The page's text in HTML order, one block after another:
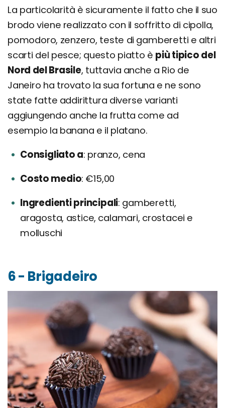
La particolarità è sicuramente il fatto che il suo
brodo viene realizzato con il soffritto di cipolla,
pomodoro, zenzero, teste di gamberetti e altri
scarti del pesce; questo piatto è più tipico del
Nord del Brasile, tuttavia anche a Rio de
Janeiro ha trovato la sua fortuna e ne sono
state fatte addirittura diverse varianti
aggiungendo anche la frutta come ad
esempio la banana e il platano.
Consigliato a pranzo, cena
Costo medio €15,00
Ingredienti principali gamberetti,
aragosta, astice, calamari, crostacei e
molluschi
6 - Brigadeiro